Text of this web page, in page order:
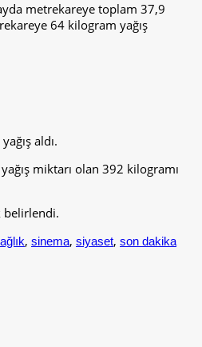
metrekareye toplam 37,9
64 kilogram yağış
aldı.
miktarı olan 392 kilogramı
belirlendi.
, sinema, siyaset, son dakika